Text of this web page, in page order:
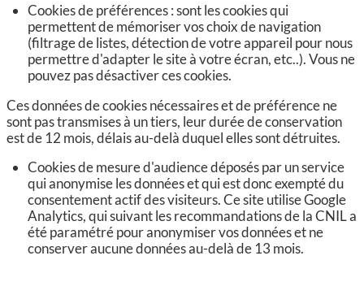
Cookies de préférences : sont les cookies qui
permettent de mémoriser vos choix de navigation
(filtrage de listes, détection de votre appareil pour nous
permettre d'adapter le site à votre écran, etc..). Vous ne
pouvez pas désactiver ces cookies.
Ces données de cookies nécessaires et de préférence ne
sont pas transmises à un tiers, leur durée de conservation
est de 12 mois, délais au-delà duquel elles sont détruites.
Cookies de mesure d'audience déposés par un service
qui anonymise les données et qui est donc exempté du
consentement actif des visiteurs. Ce site utilise Google
Analytics, qui suivant les recommandations de la CNIL a
été paramétré pour anonymiser vos données et ne
conserver aucune données au-delà de 13 mois.